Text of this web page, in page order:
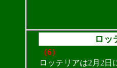
ロッ
（6）
ロッテリアは2月2日